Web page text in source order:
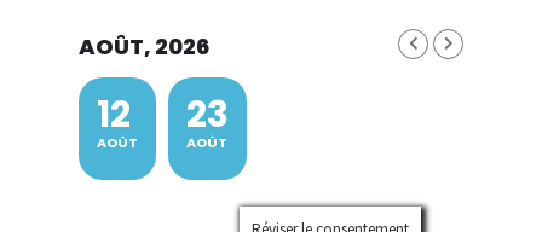
AOÛT, 2026
12
AOÛT
23
AOÛT